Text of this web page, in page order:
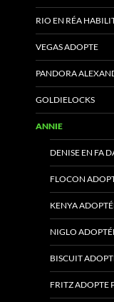
RIO EN RÉA
VEGAS ADOPTE
PANDORA
GOLDIELOCKS
ANNIE
DENISE EN FA
FLOCON
KENYA
NIGLO
BISCUIT
FRITZ ADOPTE